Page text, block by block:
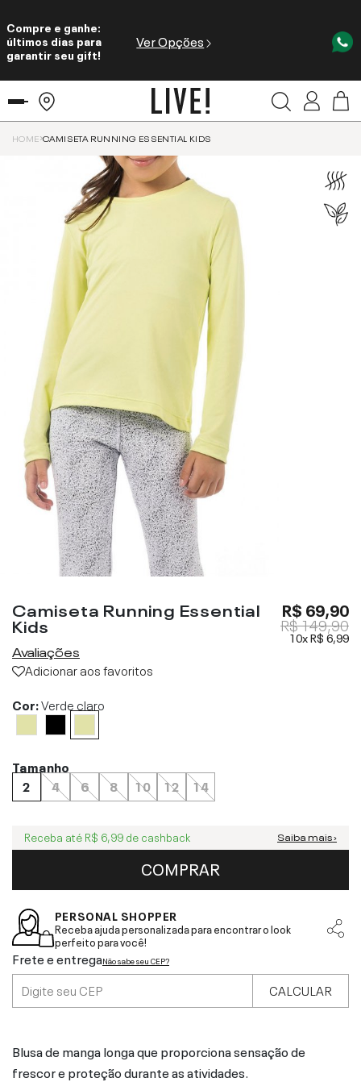
Compre e ganhe:
últimos dias para
garantir seu gift!
Ver Opções
HOME CAMISETA RUNNING ESSENTIAL KIDS
Camiseta Running Essential
Kids
Avaliações
Adicionar aos favoritos
R$ 69,90
R$ 149,90
10xR$ 6,99
Cor:Verde claro
Tamanho
2
4 6 8 10 12 14
Receba até R$ 6,99 de cashback Saiba mais ›
COMPRAR
PERSONAL SHOPPER
Receba ajuda personalizada para encontrar o look
perfeito para você!
Frete e entregaNão sabe seu CEP?
CALCULAR
Blusa de manga longa que proporciona sensação de
frescor e proteção durante as atividades.